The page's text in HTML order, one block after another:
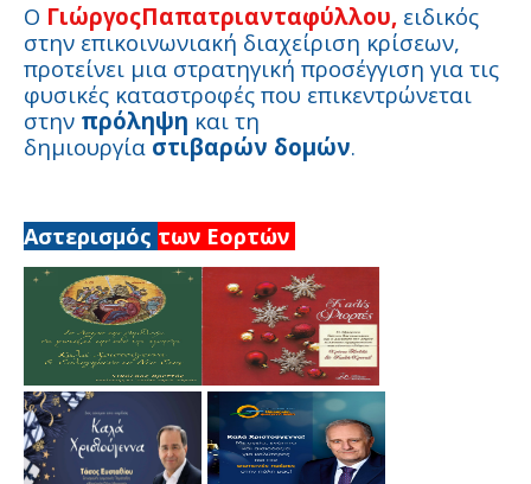
Ο ΓιώργοςΠαπατριανταφύλλου, ειδικός
στην επικοινωνιακή διαχείριση κρίσεων,
προτείνει μια στρατηγική προσέγγιση για τις
φυσικές καταστροφές που επικεντρώνεται
στην πρόληψη και τη
δημιουργία στιβαρών δομών.
Αστερισμός των Εορτών